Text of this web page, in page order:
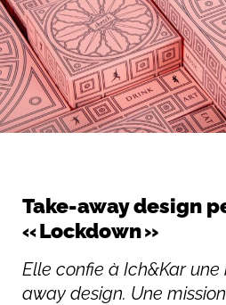
Take-away design
« Lockdown »
Elle confie à Ich&Kar une
away design. Une